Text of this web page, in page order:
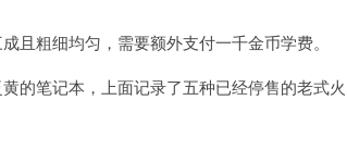
且粗细均匀，需要额外支付一千金币学费。
的笔记本，上面记录了五种已经停售的老式火